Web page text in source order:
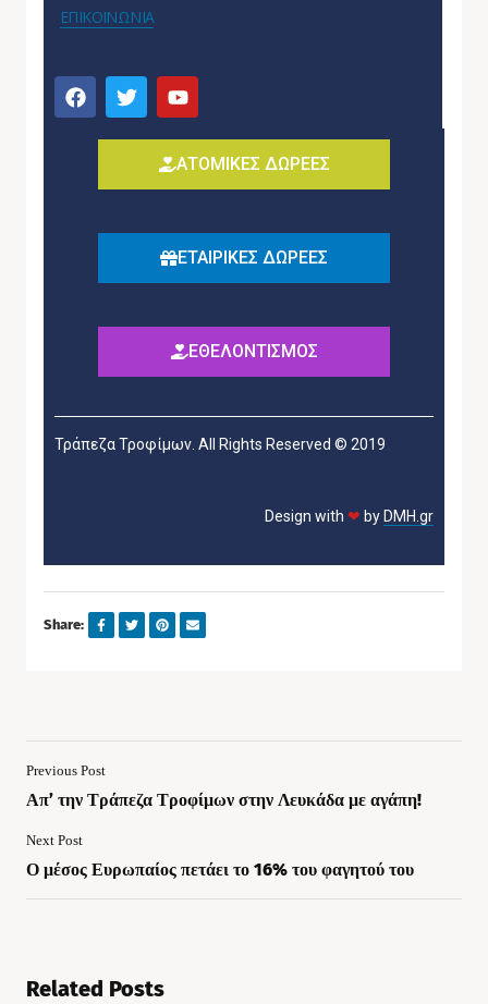
ΕΠΙΚΟΙΝΩΝΙΑ
ΑΤΟΜΙΚΕΣ ΔΩΡΕΕΣ
ΕΤΑΙΡΙΚΕΣ ΔΩΡΕΕΣ
ΕΘΕΛΟΝΤΙΣΜΟΣ
Τράπεζα Τροφίμων. All Rights Reserved © 2019
Design with ❤ by DMH.gr
Share:
Previous Post
Απ’ την Τράπεζα Τροφίμων στην Λευκάδα με αγάπη!
Next Post
Ο μέσος Ευρωπαίος πετάει το 16% του φαγητού του
Related Posts